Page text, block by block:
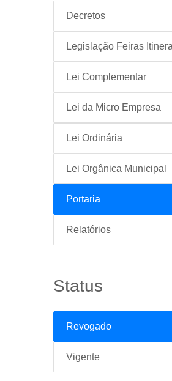
Decretos
Legislação Feiras
Lei Complementar
Lei da Micro Empresa
Lei Ordinária
Lei Orgânica Municipal
Portaria
Relatórios
Status
Revogado
Vigente